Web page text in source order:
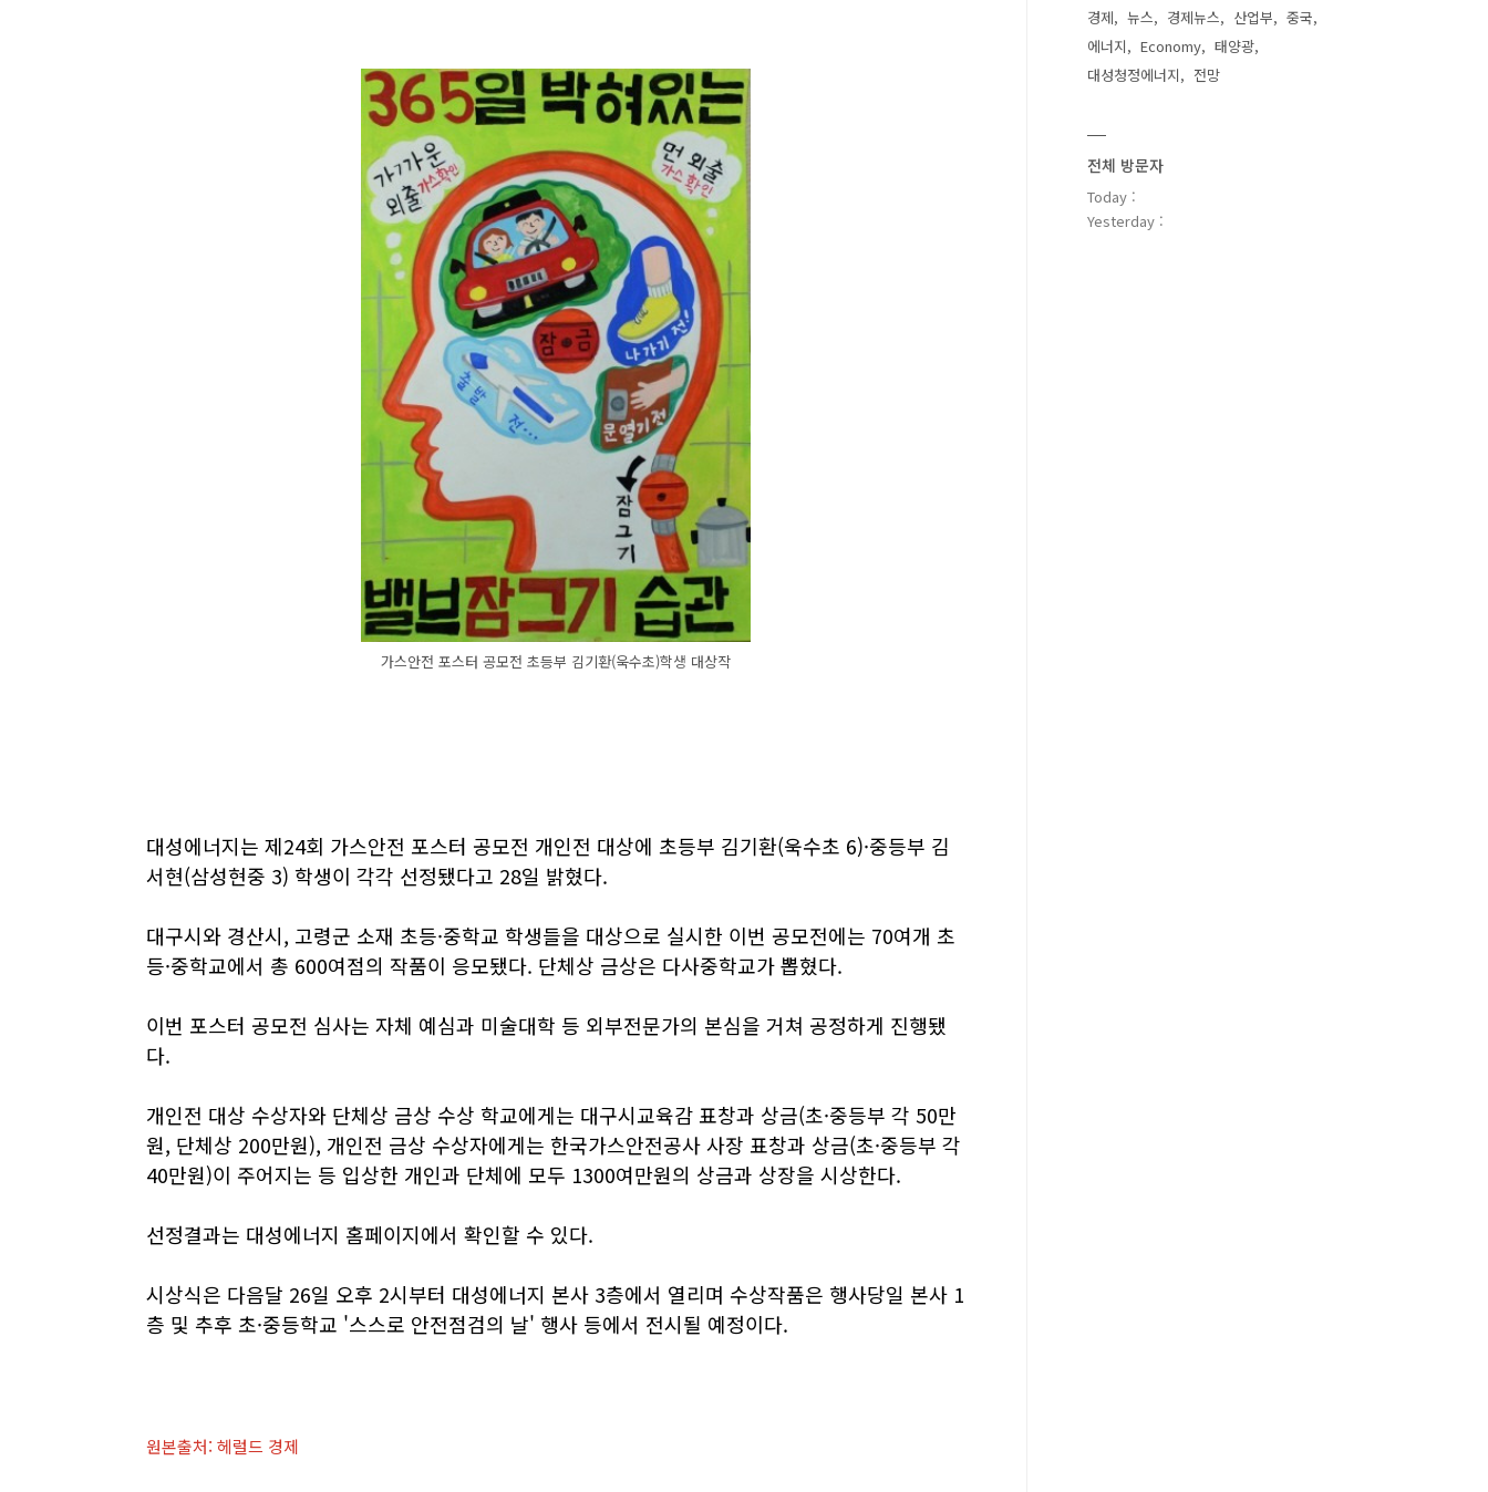
가스안전 포스터 공모전 초등부 김기환(욱수초)학생 대상작
대성에너지는 제24회 가스안전 포스터 공모전 개인전 대상에 초등부 김기환(욱수초 6)·중등부 김
서현(삼성현중 3) 학생이 각각 선정됐다고 28일 밝혔다.
대구시와 경산시, 고령군 소재 초등·중학교 학생들을 대상으로 실시한 이번 공모전에는 70여개 초
등·중학교에서 총 600여점의 작품이 응모됐다. 단체상 금상은 다사중학교가 뽑혔다.
이번 포스터 공모전 심사는 자체 예심과 미술대학 등 외부전문가의 본심을 거쳐 공정하게 진행됐
다.
개인전 대상 수상자와 단체상 금상 수상 학교에게는 대구시교육감 표창과 상금(초·중등부 각 50만
원, 단체상 200만원), 개인전 금상 수상자에게는 한국가스안전공사 사장 표창과 상금(초·중등부 각
40만원)이 주어지는 등 입상한 개인과 단체에 모두 1300여만원의 상금과 상장을 시상한다.
선정결과는 대성에너지 홈페이지에서 확인할 수 있다.
시상식은 다음달 26일 오후 2시부터 대성에너지 본사 3층에서 열리며 수상작품은 행사당일 본사 1
층 및 추후 초·중등학교 '스스로 안전점검의 날' 행사 등에서 전시될 예정이다.
원본출처: 헤럴드 경제
경제
뉴스 경제뉴스 산업부
중국
에너지
Economy
태양광
대성청정에너지
전망
전체 방문자
Today :
Yesterday :